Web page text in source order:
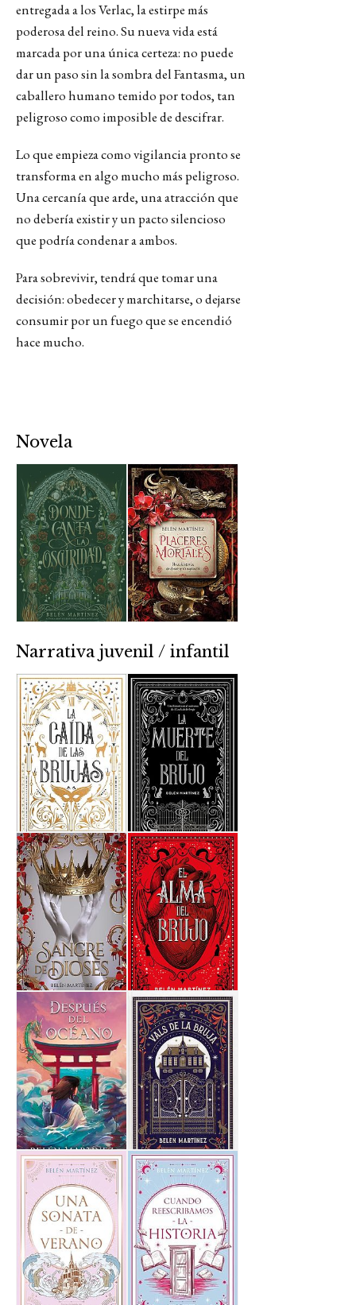
entregada a los Verlac, la estirpe más
poderosa del reino. Su nueva vida está
marcada por una única certeza: no puede
dar un paso sin la sombra del Fantasma, un
caballero humano temido por todos, tan
peligroso como imposible de descifrar.
Lo que empieza como vigilancia pronto se
transforma en algo mucho más peligroso.
Una cercanía que arde, una atracción que
no debería existir y un pacto silencioso
que podría condenar a ambos.
Para sobrevivir, tendrá que tomar una
decisión: obedecer y marchitarse, o dejarse
consumir por un fuego que se encendió
hace mucho.
Novela
Narrativa juvenil / infantil